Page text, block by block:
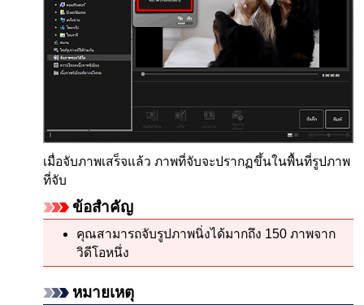
เมื่อจับภาพเสร็จแล้ว ภาพที่จับจะปรากฏขึ้นในพื้นที่รูปภาพ
ที่จับ
ข้อสำคัญ
คุณสามารถจับรูปภาพนิ่งได้มากถึง 150 ภาพจาก
วิดีโอหนึ่ง
หมายเหตุ